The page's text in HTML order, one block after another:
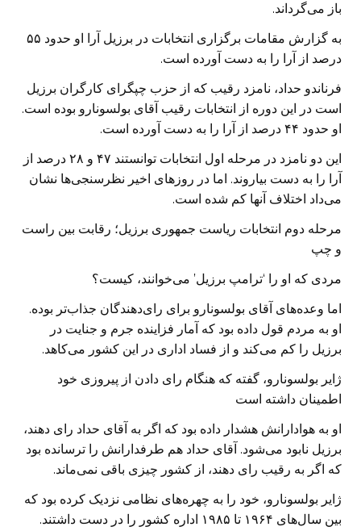
باز می‌گرداند.
به گزارش مقامات برگزاری انتخابات در برزیل آرا او حدود ۵۵
درصد از آرا را به دست آورده است.
فرناندو حداد، نامزد رقیب که از حزب چپگرای کارگران برزیل
است در این دوره از انتخابات رقیب آقای بولسونارو بوده است.
او حدود ۴۴ درصد از آرا را به دست آورده است.
این دو نامزد در مرحله اول انتخابات توانستند ۴۷ و ۲۸ درصد از
آرا را به دست بیاروند. اما در روزهای اخیر نظرسنجی‌ها نشان
می‌داد اختلاف آنها کم شده است.
مرحله دوم انتخابات ریاست جمهوری برزیل؛ رقابت بین راست
و چپ
مردی که او را ‘ترامپ برزیل’ می‌خوانند، کیست؟
اما وعده‌های آقای بولسونارو برای رای‌دهندگان جذاب‌تر بوده.
او به مردم قول داده بود که آمار فزاینده جرم و جنایت در
برزیل را کم می‌کند و از فساد اداری در این کشور می‌کاهد.
ژایر بولسونارو، گفته که هنگام رای دادن از پیروزی خود
اطمینان داشته است
او به هوادارانش هشدار داده بود که اگر به آقای حداد رای دهند،
برزیل نابود می‌شود. آقای حداد هم طرفدارانش را ترسانده بود
که اگر به رقیب رای دهند، از کشور چیزی باقی نمی‌ماند.
ژایر بولسونارو،‌ خود را به چهره‌های نظامی نزدیک کرده بود که
بین سال‌های ۱۹۶۴ تا ۱۹۸۵ اداره کشور را در دست داشتند.